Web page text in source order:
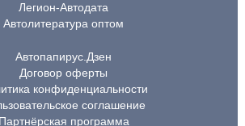
Легион-Автодата
Автолитература оптом
Автопапирус.Дзен
Договор оферты
конфиденциальности
соглашение
Партнёрская программа